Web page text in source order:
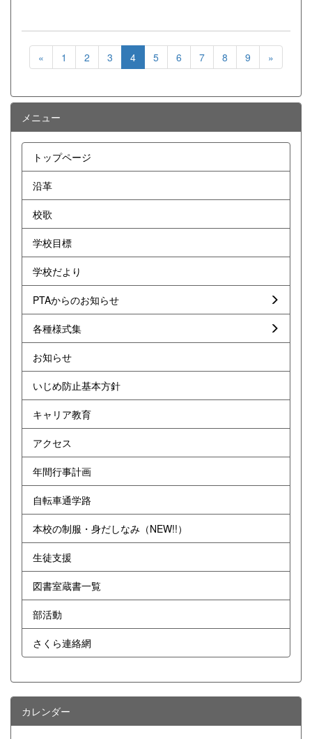
« 1 2 3 4 5 6 7 8 9 »
メニュー
トップページ
沿革
校歌
学校目標
学校だより
PTAからのお知らせ
各種様式集
お知らせ
いじめ防止基本方針
キャリア教育
アクセス
年間行事計画
自転車通学路
本校の制服・身だしなみ（NEW!!）
生徒支援
図書室蔵書一覧
部活動
さくら連絡網
カレンダー